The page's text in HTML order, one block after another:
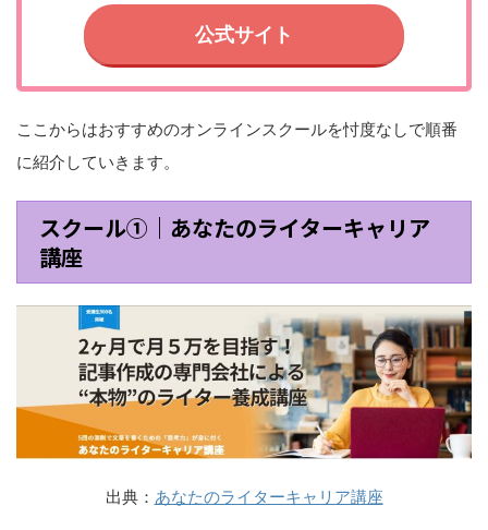
公式サイト
ここからはおすすめのオンラインスクールを忖度なしで順番
に紹介していきます。
スクール①｜あなたのライターキャリア
講座
出典： あなたのライターキャリア講座